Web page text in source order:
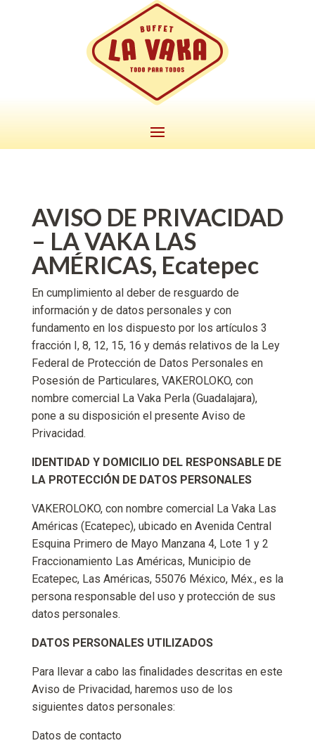
AVISO DE PRIVACIDAD
– LA VAKA LAS
AMÉRICAS, Ecatepec
En cumplimiento al deber de resguardo de
información y de datos personales y con
fundamento en los dispuesto por los artículos 3
fracción I, 8, 12, 15, 16 y demás relativos de la Ley
Federal de Protección de Datos Personales en
Posesión de Particulares, VAKEROLOKO, con
nombre comercial La Vaka Perla (Guadalajara),
pone a su disposición el presente Aviso de
Privacidad.
IDENTIDAD Y DOMICILIO DEL RESPONSABLE DE
LA PROTECCIÓN DE DATOS PERSONALES
VAKEROLOKO, con nombre comercial La Vaka Las
Américas (Ecatepec), ubicado en Avenida Central
Esquina Primero de Mayo Manzana 4, Lote 1 y 2
Fraccionamiento Las Américas, Municipio de
Ecatepec, Las Américas, 55076 México, Méx., es la
persona responsable del uso y protección de sus
datos personales.
DATOS PERSONALES UTILIZADOS
Para llevar a cabo las finalidades descritas en este
Aviso de Privacidad, haremos uso de los
siguientes datos personales:
Datos de contacto